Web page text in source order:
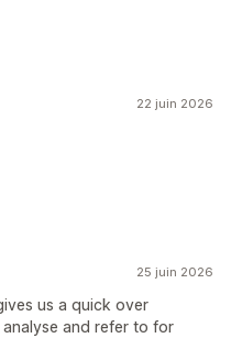
22 juin 2026
25 juin 2026
us a quick over
and refer to for